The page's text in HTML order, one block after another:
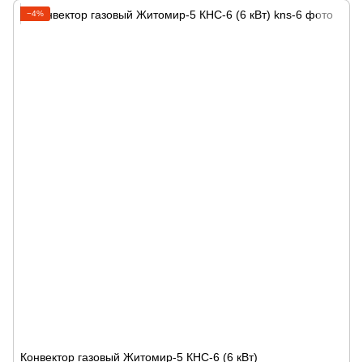
−4%
Конвектор газовый Житомир-5 КНС-6 (6 кВт)